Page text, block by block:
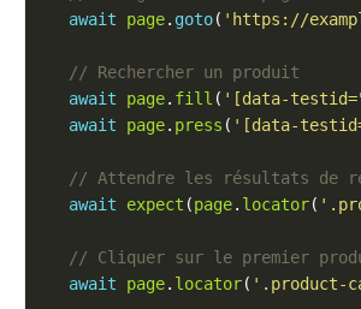
await
page. goto( 'https://
await
page. fill ( '[data-
await
page. press ( '[data-
await
expect (page. locator(
await
page. locator( '.product-